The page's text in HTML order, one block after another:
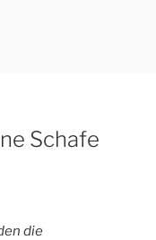
Schafe
die